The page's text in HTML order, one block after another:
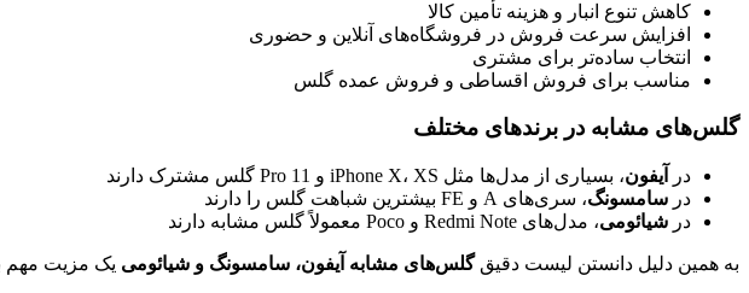
کاهش تنوع انبار و هزینه تأمین کالا
افزایش سرعت فروش در فروشگاه‌های آنلاین و حضوری
انتخاب ساده‌تر برای مشتری
مناسب برای فروش اقساطی و فروش عمده گلس
گلس‌های مشابه در برندهای مختلف
در آیفون، بسیاری از مدل‌ها مثل iPhone X، XS و 11 Pro گلس مشترک دارند
در سامسونگ، سری‌های A و FE بیشترین شباهت گلس را دارند
در شیائومی، مدل‌های Redmi Note و Poco معمولاً گلس مشابه دارند
به همین دلیل دانستن لیست دقیقگلس‌های مشابه آیفون، سامسونگ و شیائومی یک مزیت مهم